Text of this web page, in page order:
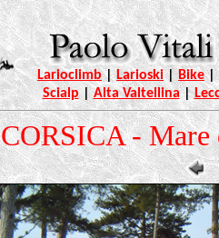
Larioclimb| Larioski| Bike|
Scialp|Alta Valtellina|
CORSICA -